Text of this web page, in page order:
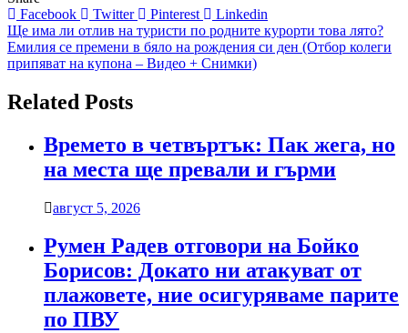
Facebook
Twitter Pinterest Linkedin
Навигация
Ще има ли отлив на туристи по родните курорти това лято?
Емилия се премени в бяло на рождения си ден (Отбор колеги
припяват на купона – Видео + Снимки)
Related Posts
Времето в четвъртък: Пак жега, но
на места ще превали и гърми
август 5, 2026
Румен Радев отговори на Бойко
Борисов: Докато ни атакуват от
плажовете, ние осигуряваме парите
по ПВУ